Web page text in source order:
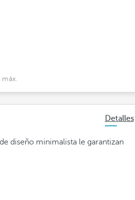
Detalles
diseño minimalista le garantizan